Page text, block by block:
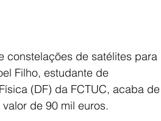
constelações de satélites para
Filho, estudante de
(DF) da FCTUC, acaba de
de 90 mil euros.